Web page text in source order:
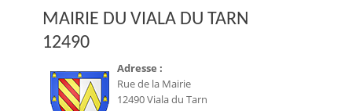
MAIRIE DU VIALA DU TARN
12490
Adresse :
Rue de la Mairie
12490 Viala du Tarn